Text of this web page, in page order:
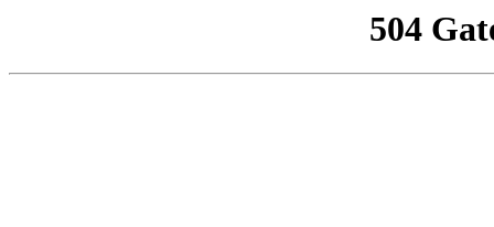
504